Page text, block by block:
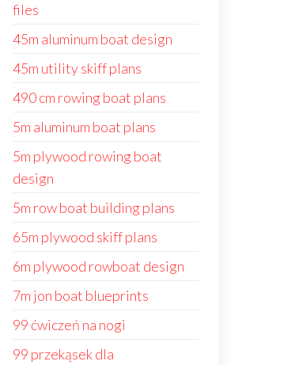
files
45m aluminum boat design
45m utility skiff plans
490 cm rowing boat plans
5m aluminum boat plans
5m plywood rowing boat
design
5m row boat building plans
65m plywood skiff plans
6m plywood rowboat design
7m jon boat blueprints
99 ćwiczeń na nogi
99 przekąsek dla